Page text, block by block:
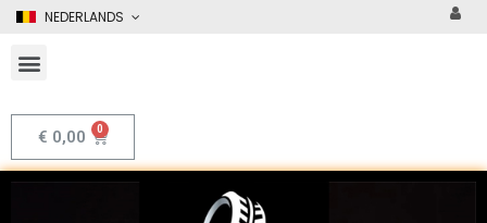
NEDERLANDS
€ 0,00